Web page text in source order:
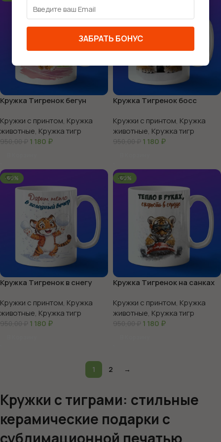
Кружка Тигренок бегун
Кружки с принтом, Кружка
животные, Кружка тигр
950,00₽ 1 180 ₽
Кружка Тигренок босс
Кружки с принтом, Кружка
животные, Кружка тигр
950,00₽ 1 180 ₽
-60%
Кружка Тигренок в снегу
Кружки с принтом, Кружка
животные, Кружка тигр
950,00₽ 1 180 ₽
-60%
Кружка Тигренок на санках
Кружки с принтом, Кружка
животные, Кружка тигр
950,00₽ 1 180 ₽
1 2 →
Кружки с тиграми: стильные
керамические подарки с
сублимационной печатью
ЗАБРАТЬ БОНУС